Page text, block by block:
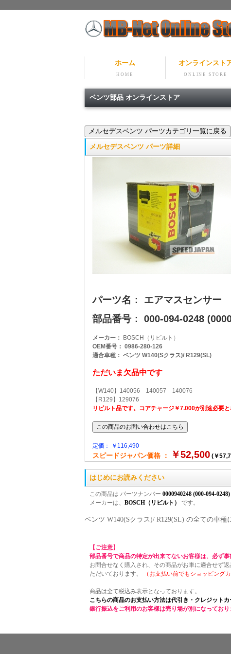
ホーム
HOME
オンラインスト
ONLINE STORE
ベンツ部品 オンラインストア
メルセデスベンツ パーツ詳細
パーツ名： エアマスセンサー
部品番号： 000-094-0248
メーカー：
BOSCH（リビルト）
OEM番号： 0986-280-126
適合車種： ベンツ W140(Sクラス)/ R129(SL)
ただいま欠品中です
【W140】140056 140057 140076
【R129】129076
リビルト品です。コアチャージ￥7.000が別途必要と
定価： ￥116,490
スピードジャパン価格 ： ￥52,500(￥
はじめにお読みください
この商品は パーツナンバー 0000940248 (000-094-0248)
メーカーは、 BOSCH（リビルト） です。
ベンツ W140(Sクラス)/ R129(SL) の全ての車
【ご注意】
部品番号で商品の特定が出来てないお客様は、必ず事
お問合せなく購入され、その商品がお車に適合せず返
ただいております。
（お支払い前でもショッピング
商品は全て税込み表示となっております。
こちらの商品のお支払い方法は代引き・クレジットカ
銀行振込をご利用のお客様は売り場が別になっており